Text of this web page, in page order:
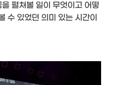
펼쳐볼 일이 무엇이고 어떻
수 있었던 의미 있는 시간이